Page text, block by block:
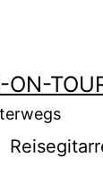
ON-